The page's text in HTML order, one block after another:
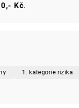
Kč.
1. kategorie rizika